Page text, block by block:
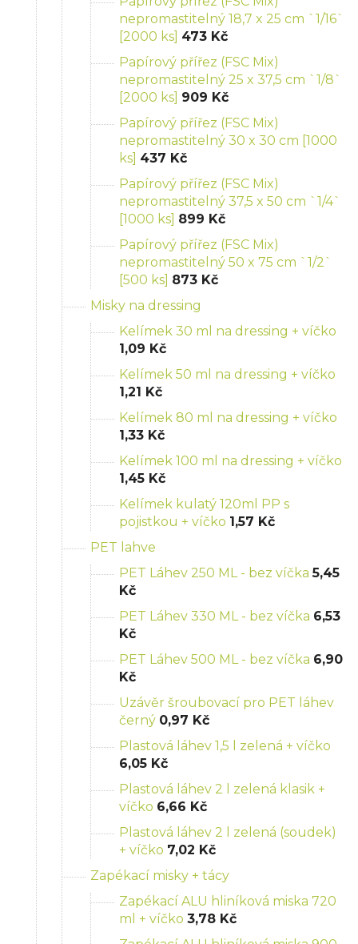
nepromastitelný 18,7 x 25 cm `1/16`
[2000 ks] 473 Kč
Papírový přířez (FSC Mix)
nepromastitelný 25 x 37,5 cm `1/8`
[2000 ks] 909 Kč
Papírový přířez (FSC Mix)
nepromastitelný 30 x 30 cm [1000
ks] 437 Kč
Papírový přířez (FSC Mix)
nepromastitelný 37,5 x 50 cm `1/4`
[1000 ks] 899 Kč
Papírový přířez (FSC Mix)
nepromastitelný 50 x 75 cm `1/2`
[500 ks] 873 Kč
Misky na dressing
Kelímek 30 ml na dressing + víčko
1,09 Kč
Kelímek 50 ml na dressing + víčko
1,21 Kč
Kelímek 80 ml na dressing + víčko
1,33 Kč
Kelímek 100 ml na dressing + víčko
1,45 Kč
Kelímek kulatý 120ml PP s
pojistkou + víčko 1,57 Kč
PET lahve
PET Láhev 250 ML - bez víčka 5,45
Kč
PET Láhev 330 ML - bez víčka 6,53
Kč
PET Láhev 500 ML - bez víčka 6,90
Kč
Uzávěr šroubovací pro PET láhev
černý 0,97 Kč
Plastová láhev 1,5 l zelená + víčko
6,05 Kč
Plastová láhev 2 l zelená klasik +
víčko 6,66 Kč
Plastová láhev 2 l zelená (soudek)
+ víčko 7,02 Kč
Zapékací misky + tácy
Zapékací ALU hliníková miska 720
ml + víčko 3,78 Kč